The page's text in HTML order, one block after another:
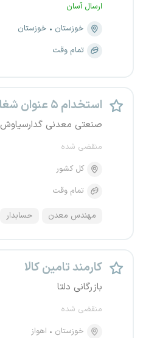
ارسال آسان
خوزستان
خوزستان
تمام وقت
استخدام ۵ عنوان شغلی
صنعتی معدنی گدارسیاوش
منقضی شده
کل کشور
تمام وقت
مهندس معدن حسابدار
کارمند تامین کالا
بازرگانی دلتا
منقضی شده
خوزستان
اهواز